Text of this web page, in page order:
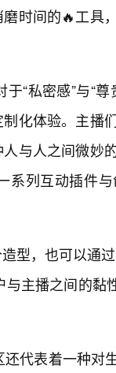
时间的🔥工具
“私密感”与“
化体验。主播
与人之间微妙
系列互动插件
型，也可以通
与主播之间的
代表着一种对